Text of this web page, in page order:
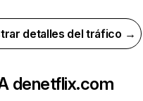
detalles del tráfico →
denetflix.com